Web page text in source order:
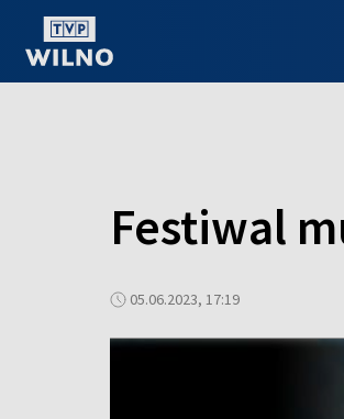
Festiwal
05.06.2023, 17:19